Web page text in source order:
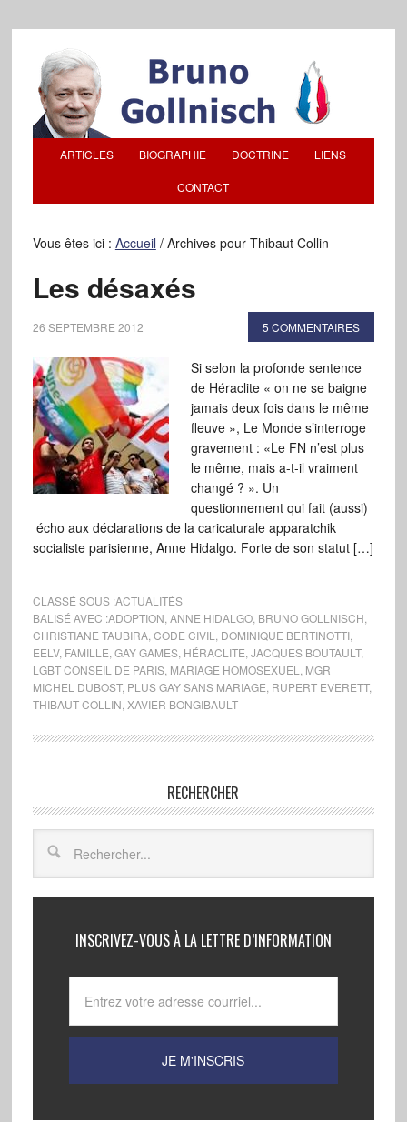
ARTICLES BIOGRAPHIE DOCTRINE LIENS
CONTACT
Vous êtes ici : Accueil /Archives pour Thibaut Collin
Les désaxés
26 SEPTEMBRE 2012 5 COMMENTAIRES
Si selon la profonde sentence
de Héraclite « on ne se baigne
jamais deux fois dans le même
fleuve », Le Monde s’interroge
gravement : «Le FN n’est plus
le même, mais a-t-il vraiment
changé ? ». Un
questionnement qui fait (aussi)
écho aux déclarations de la caricaturale apparatchik
socialiste parisienne, Anne Hidalgo. Forte de son statut […]
CLASSÉ SOUS :ACTUALITÉS
BALISÉ AVEC :ADOPTION ANNE HIDALGO, BRUNO GOLLNISCH
CHRISTIANE TAUBIRA, CODE CIVIL DOMINIQUE BERTINOTTI,
EELV, FAMILLE GAY GAMES, HÉRACLITE JACQUES BOUTAULT,
LGBT CONSEIL DE PARIS, MARIAGE HOMOSEXUEL
MGR
MICHEL DUBOST, PLUS GAY SANS MARIAGE RUPERT EVERETT,
THIBAUT COLLIN XAVIER BONGIBAULT
RECHERCHER
INSCRIVEZ-VOUS À LA LETTRE D’INFORMATION